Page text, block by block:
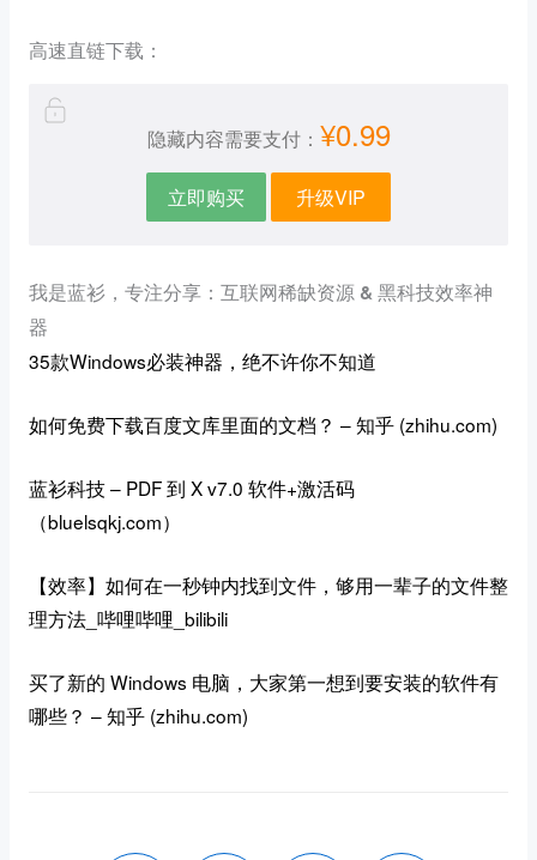
高速直链下载：
隐藏内容需要支付： ¥0.99
立即购买 升级VIP
我是蓝衫，专注分享：互联网稀缺资源 & 黑科技效率神
器
35款Windows必装神器，绝不许你不知道
如何免费下载百度文库里面的文档？ – 知乎 (zhihu.com)
蓝衫科技 – PDF 到 X v7.0 软件+激活码
（bluelsqkj.com）
【效率】如何在一秒钟内找到文件，够用一辈子的文件整
理方法_哔哩哔哩_bilibili
买了新的 Windows 电脑，大家第一想到要安装的软件有
哪些？ – 知乎 (zhihu.com)